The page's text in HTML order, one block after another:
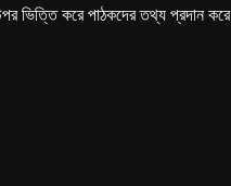
ভিত্তি করে পাঠকদের তথ্য প্রদান